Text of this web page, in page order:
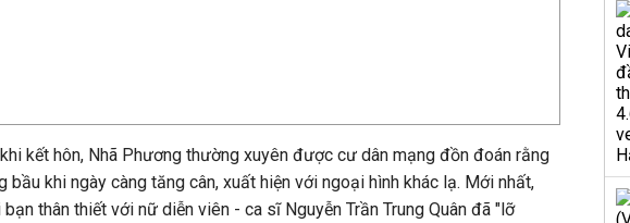
kết hôn, Nhã Phương thường xuyên được cư dân mạng đồn đoán rằng
bầu khi ngày càng tăng cân, xuất hiện với ngoại hình khác lạ. Mới nhất,
thân thiết với nữ diễn viên - ca sĩ Nguyễn Trần Trung Quân đã "lỡ